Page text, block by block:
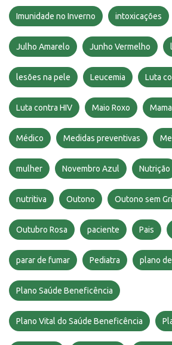
Imunidade no Inverno intoxicações
Julho Amarelo Junho Vermelho
lesões na pele Leucemia Luta
Luta contra HIV Maio Roxo
Médico Medidas preventivas
mulher Novembro Azul Nutrição
nutritiva Outono Outono sem
Outubro Rosa paciente Pais
parar de fumar Pediatra plano
Plano Saúde Beneficência
Plano Vital do Saúde Beneficência